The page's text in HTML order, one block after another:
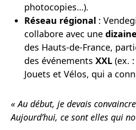
photocopies…).
Réseau régional :
collabore avec une
des Hauts-de-France,
des événements XXL (ex.
Jouets et Vélos, qui a
« Au début, je devais
Aujourd’hui, ce sont elles qui